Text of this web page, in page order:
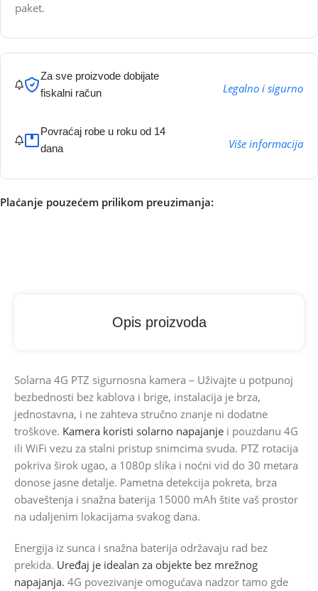
paket.
Za sve proizvode dobijate
fiskalni račun
Legalno i sigurno
Povraćaj robe u roku od 14
dana
Više informacija
Plaćanje pouzećem prilikom preuzimanja:
Opis proizvoda
Solarna 4G PTZ sigurnosna kamera – Uživajte u potpunoj
bezbednosti bez kablova i brige, instalacija je brza,
jednostavna, i ne zahteva stručno znanje ni dodatne
troškove. Kamera koristi solarno napajanje i pouzdanu 4G
ili WiFi vezu za stalni pristup snimcima svuda. PTZ rotacija
pokriva širok ugao, a 1080p slika i noćni vid do 30 metara
donose jasne detalje. Pametna detekcija pokreta, brza
obaveštenja i snažna baterija 15000 mAh štite vaš prostor
na udaljenim lokacijama svakog dana.
Energija iz sunca i snažna baterija održavaju rad bez
prekida. Uređaj je idealan za objekte bez mrežnog
napajanja. 4G povezivanje omogućava nadzor tamo gde